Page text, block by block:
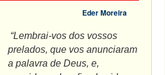
Eder Moreira
“Lembrai-vos dos vossos
prelados, que vos anunciaram
a palavra de Deus, e,